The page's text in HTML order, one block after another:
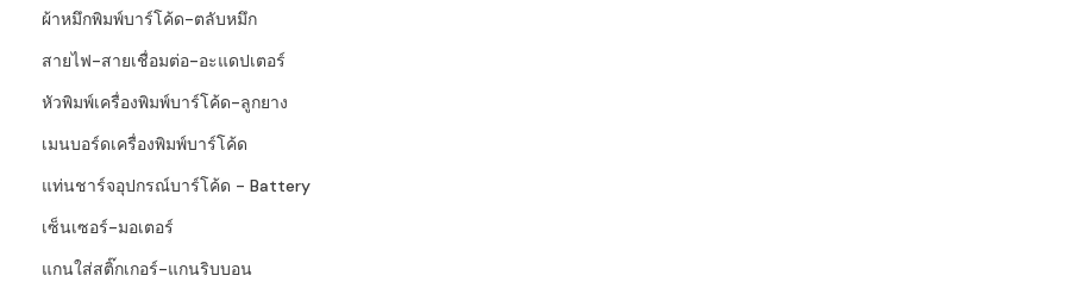
ผ้าหมึกพิมพ์บาร์โค้ด-ตลับหมึก
สายไฟ-สายเชื่อมต่อ-อะแดปเตอร์
หัวพิมพ์เครื่องพิมพ์บาร์โค้ด-ลูกยาง
เมนบอร์ดเครื่องพิมพ์บาร์โค้ด
แท่นชาร์จอุปกรณ์บาร์โค้ด - Battery
เซ็นเซอร์-มอเตอร์
แกนใส่สติ๊กเกอร์-แกนริบบอน